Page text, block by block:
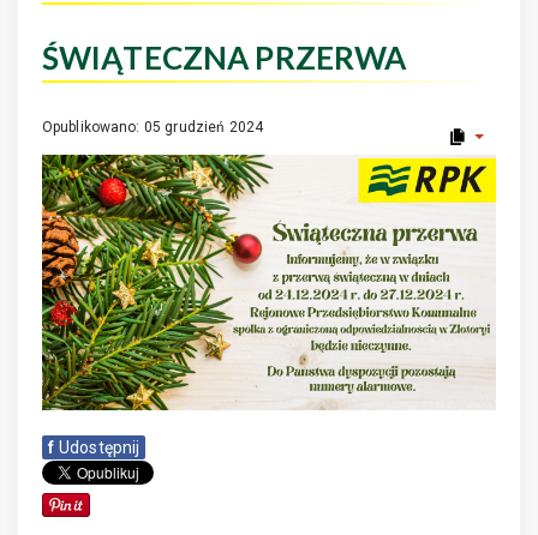
ŚWIĄTECZNA PRZERWA
Opublikowano: 05 grudzień 2024
f Udostępnij